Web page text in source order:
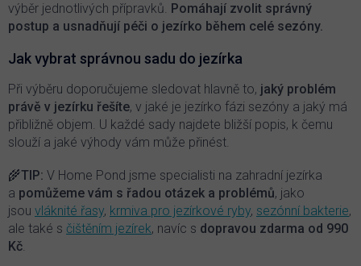
výběr jednotlivých přípravků. Pomáhají zvolit správný
postup a usnadňují péči o jezírko během celé sezóny.
Jak vybrat správnou sadu do jezírka
Při výběru doporučujeme sledovat hlavně to, jaký problém
právě v jezírku řešíte, v jaké je jezírko fázi sezóny a jaký má
přibližně objem. U každé sady najdete bližší popis, k čemu
slouží a jaké výhody vám může přinést.
🌾TIP: V Home Pond jsme specialisti na zahradní jezírka
a pomůžeme vám s řadou otázek a problémů, jako
jsou vláknité řasy, krmiva pro jezírkové ryby, sezónní bakterie,
ale také s čištěním jezírek, navíc s dopravou zdarma od 990
Kč.